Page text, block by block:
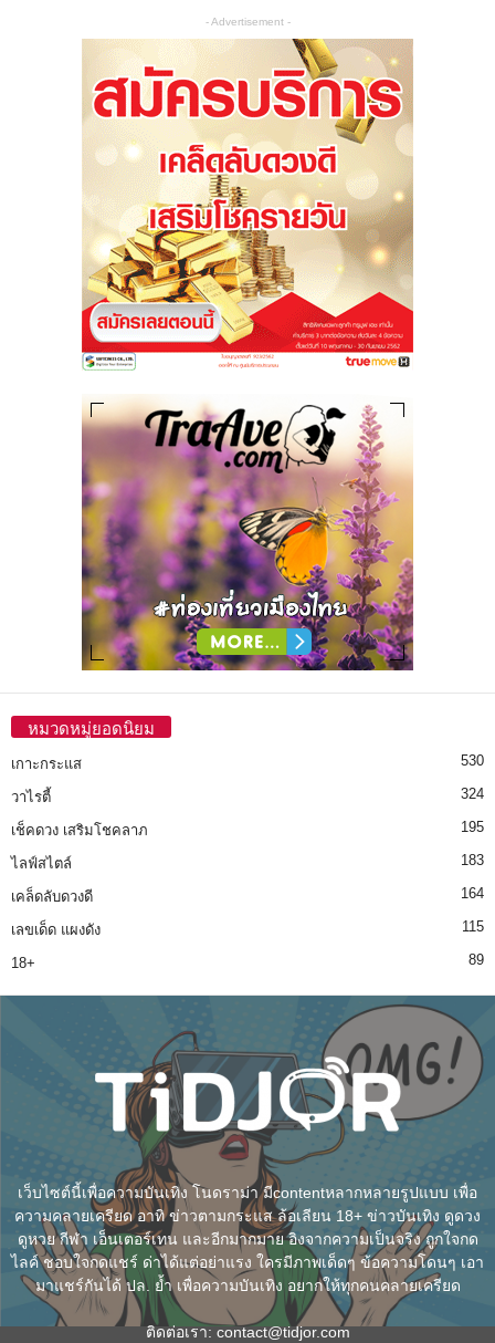
- Advertisement -
หมวดหมู่ยอดนิยม
เกาะกระแส 530
วาไรตี้ 324
เช็คดวง เสริมโชคลาภ 195
ไลฟ์สไตล์ 183
เคล็ดลับดวงดี 164
เลขเด็ด แผงดัง 115
18+ 89
เว็บไซต์นี้เพื่อความบันเทิง โนดราม่า มีcontentหลากหลายรูปแบบ เพื่อ
ความคลายเครียด อาทิ ข่าวตามกระแส ล้อเลียน 18+ ข่าวบันเทิง ดูดวง
ดูหวย กีฬา เอ็นเตอร์เทน และอีกมากมาย อิงจากความเป็นจริง ถูกใจกด
ไลค์ ชอบใจกดแชร์ ด่าได้แต่อย่าแรง ใครมีภาพเด็ดๆ ข้อความโดนๆ เอา
มาแชร์กันได้ ปล. ย้ำ เพื่อความบันเทิง อยากให้ทุกคนคลายเครียด
ติดต่อเรา: contact@tidjor.com